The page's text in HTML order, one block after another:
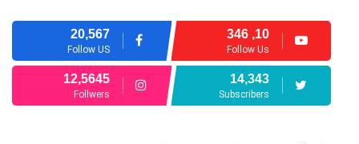
20,567
Follow US
10, 346
Follow Us
12,5645
Follwers
14,343
Subscribers